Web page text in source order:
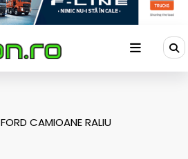
FORD CAMIOANE RALIU